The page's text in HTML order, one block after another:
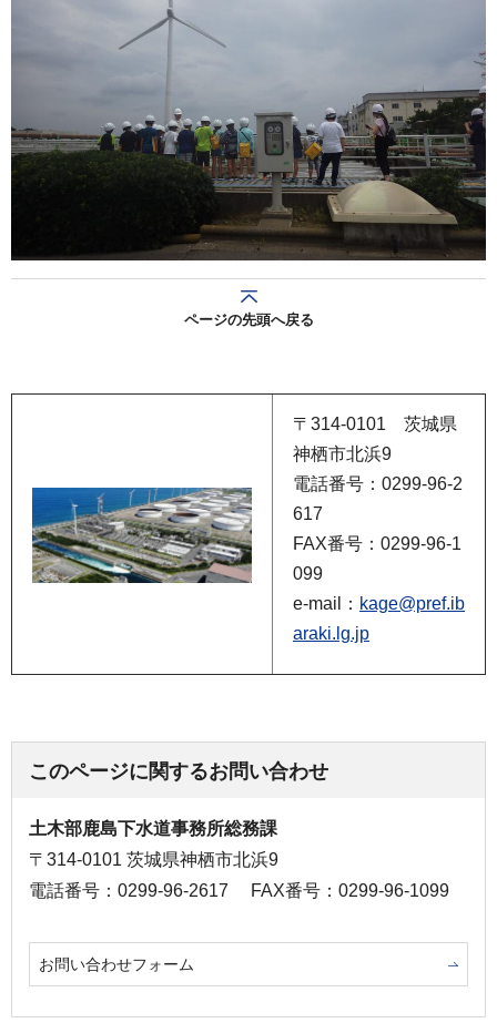
ページの先頭へ戻る
〒314-0101 茨城県
神栖市北浜9
電話番号：0299-96-2
617
FAX番号：0299-96-1
099
e-mail： kage@pref.ib
araki.lg.jp
このページに関するお問い合わせ
土木部鹿島下水道事務所総務課
〒314-0101 茨城県神栖市北浜9
電話番号：0299-96-2617
FAX番号：0299-96-1099
お問い合わせフォーム